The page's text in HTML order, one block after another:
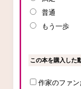
普通
もう一歩
この本を購入した
作家のファン